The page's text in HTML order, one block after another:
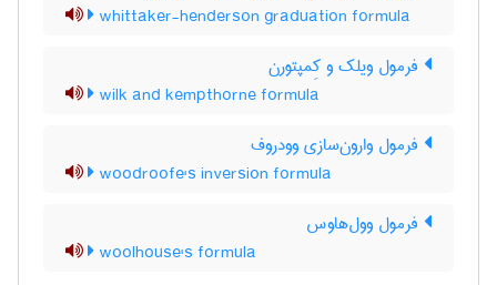
whittaker-henderson graduation formula
فرمول ویلک و کِمپتورن
wilk and kempthorne formula
فرمول وارون‌سازی وودروف
woodroofe's inversion formula
فرمول وول‌هاوس
woolhouse's formula